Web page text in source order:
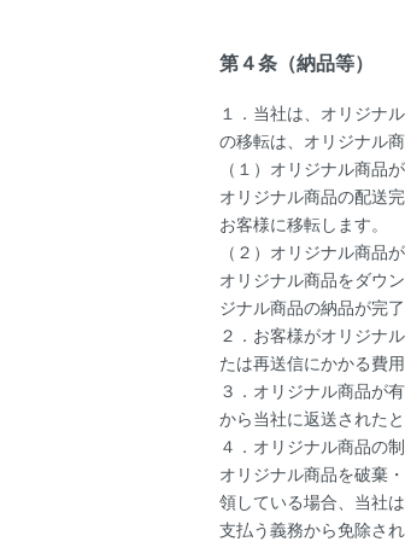
第４条（納品等）
１．当社は、オリジナ
の移転は、オリジナル
（１）オリジナル商品
オリジナル商品の配送
お客様に移転します。
（２）オリジナル商品
オリジナル商品をダウ
ジナル商品の納品が完
２．お客様がオリジナ
たは再送信にかかる費
３．オリジナル商品が
から当社に返送された
４．オリジナル商品の
オリジナル商品を破棄
領している場合、当社
支払う義務から免除さ